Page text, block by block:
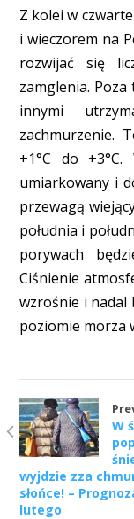
Z kolei w
i wieczorem na
rozwijać się
zamglenia.
innymi
zachmurzenie.
+1°C do
umiarkowany i
przewagą
południa i
porywach
Ciśnienie
wzrośnie i nadal
poziomie morza
W
wyjdzie zza
słońce! –
lutego